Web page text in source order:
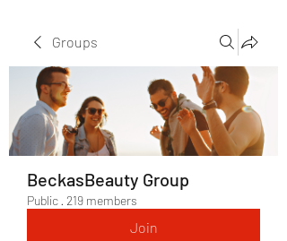
Groups
BeckasBeauty Group
Public · 219 members
Join